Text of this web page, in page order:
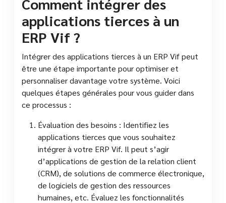
applications tierces à un
ERP Vif ?
Intégrer des applications tierces à un ERP Vif peut
être une étape importante pour optimiser et
personnaliser davantage votre système. Voici
quelques étapes générales pour vous guider dans
ce processus :
Évaluation des besoins : Identifiez les
applications tierces que vous souhaitez
intégrer à votre ERP Vif. Il peut s’agir
d’applications de gestion de la relation client
(CRM), de solutions de commerce électronique,
de logiciels de gestion des ressources
humaines, etc. Évaluez les fonctionnalités